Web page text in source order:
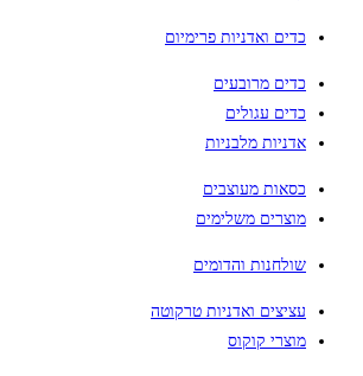
ואדניות פרימיום
מרובעים
מלבניות
מעוצבים
משלימים
והדומים
ואדניות טרקוטה
קוקוס